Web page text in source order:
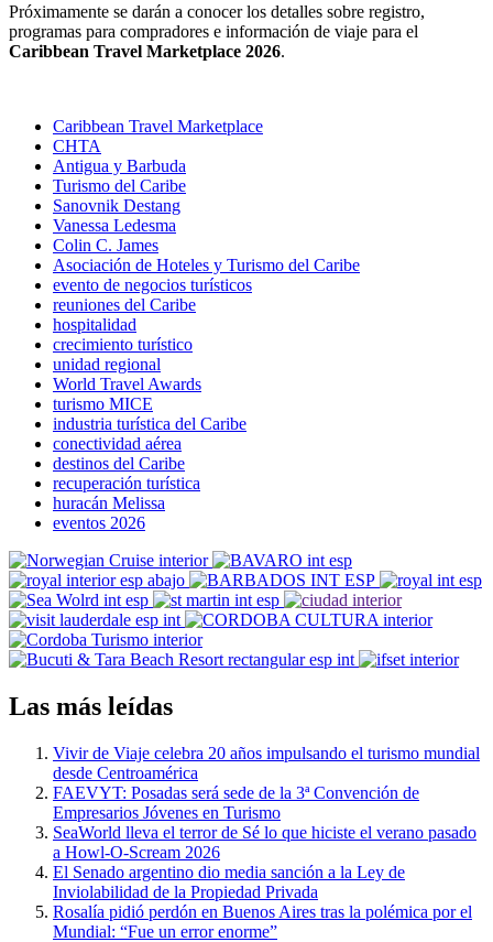
Próximamente se darán a conocer los detalles sobre registro,
programas para compradores e información de viaje para el
Caribbean Travel Marketplace 2026.
Caribbean Travel Marketplace
CHTA
Antigua y Barbuda
Turismo del Caribe
Sanovnik Destang
Vanessa Ledesma
Colin C. James
Asociación de Hoteles y Turismo del Caribe
evento de negocios turísticos
reuniones del Caribe
hospitalidad
crecimiento turístico
unidad regional
World Travel Awards
turismo MICE
industria turística del Caribe
conectividad aérea
destinos del Caribe
recuperación turística
huracán Melissa
eventos 2026
Las más leídas
Vivir de Viaje celebra 20 años impulsando el turismo mundial
desde Centroamérica
FAEVYT: Posadas será sede de la 3ª Convención de
Empresarios Jóvenes en Turismo
SeaWorld lleva el terror de Sé lo que hiciste el verano pasado
a Howl-O-Scream 2026
El Senado argentino dio media sanción a la Ley de
Inviolabilidad de la Propiedad Privada
Rosalía pidió perdón en Buenos Aires tras la polémica por el
Mundial: “Fue un error enorme”